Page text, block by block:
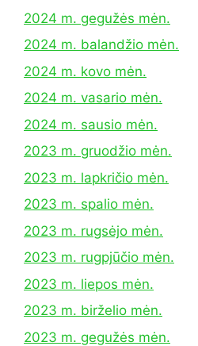
2024 m. gegužės mėn.
2024 m. balandžio mėn.
2024 m. kovo mėn.
2024 m. vasario mėn.
2024 m. sausio mėn.
2023 m. gruodžio mėn.
2023 m. lapkričio mėn.
2023 m. spalio mėn.
2023 m. rugsėjo mėn.
2023 m. rugpjūčio mėn.
2023 m. liepos mėn.
2023 m. birželio mėn.
2023 m. gegužės mėn.